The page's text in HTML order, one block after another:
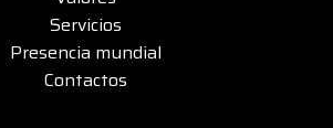
Servicios
Presencia mundial
Contactos